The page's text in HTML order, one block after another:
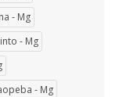
- Mg
- Mg
- Mg